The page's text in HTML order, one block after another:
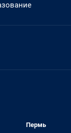
Пермь